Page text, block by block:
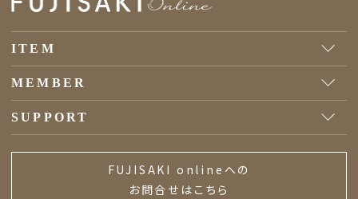
ITEM
MEMBER
SUPPORT
FUJISAKI onlineへの
お問合せはこちら